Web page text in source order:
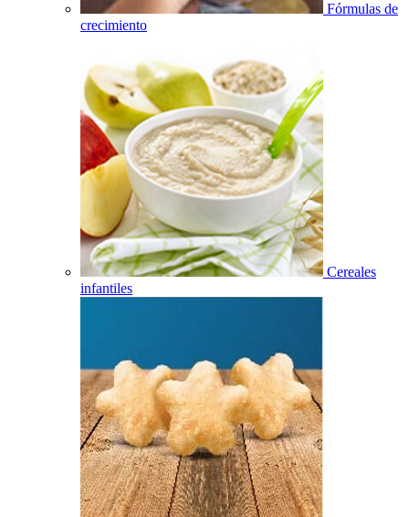
Fórmulas de
crecimiento
Cereales
infantiles